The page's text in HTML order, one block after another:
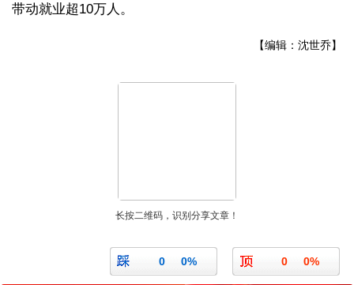
带动就业超10万人。
【编辑：沈世乔】
长按二维码，识别分享文章！
0 0%
0 0%